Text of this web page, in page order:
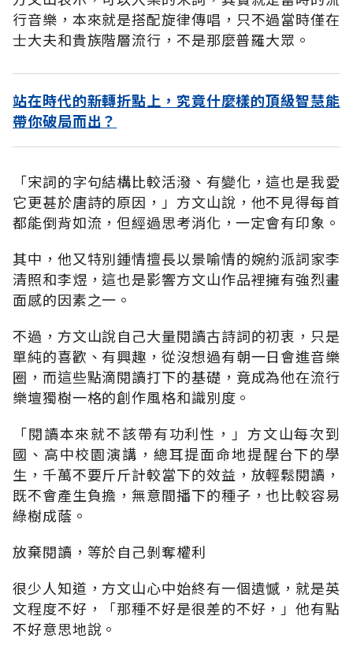
行音樂，本來就是搭配旋律傳唱，只不過當時僅在
士大夫和貴族階層流行，不是那麼普羅大眾。
站在時代的新轉折點上，究竟什麼樣的頂級智慧能
帶你破局而出？
「宋詞的字句結構比較活潑、有變化，這也是我愛
它更甚於唐詩的原因，」方文山說，他不見得每首
都能倒背如流，但經過思考消化，一定會有印象。
其中，他又特別鍾情擅長以景喻情的婉約派詞家李
清照和李煜，這也是影響方文山作品裡擁有強烈畫
面感的因素之一。
不過，方文山說自己大量閱讀古詩詞的初衷，只是
單純的喜歡、有興趣，從沒想過有朝一日會進音樂
圈，而這些點滴閱讀打下的基礎，竟成為他在流行
樂壇獨樹一格的創作風格和識別度。
「閱讀本來就不該帶有功利性，」方文山每次到
國、高中校園演講，總耳提面命地提醒台下的學
生，千萬不要斤斤計較當下的效益，放輕鬆閱讀，
既不會產生負擔，無意間播下的種子，也比較容易
綠樹成蔭。
放棄閱讀，等於自己剝奪權利
很少人知道，方文山心中始終有一個遺憾，就是英
文程度不好，「那種不好是很差的不好，」他有點
不好意思地說。